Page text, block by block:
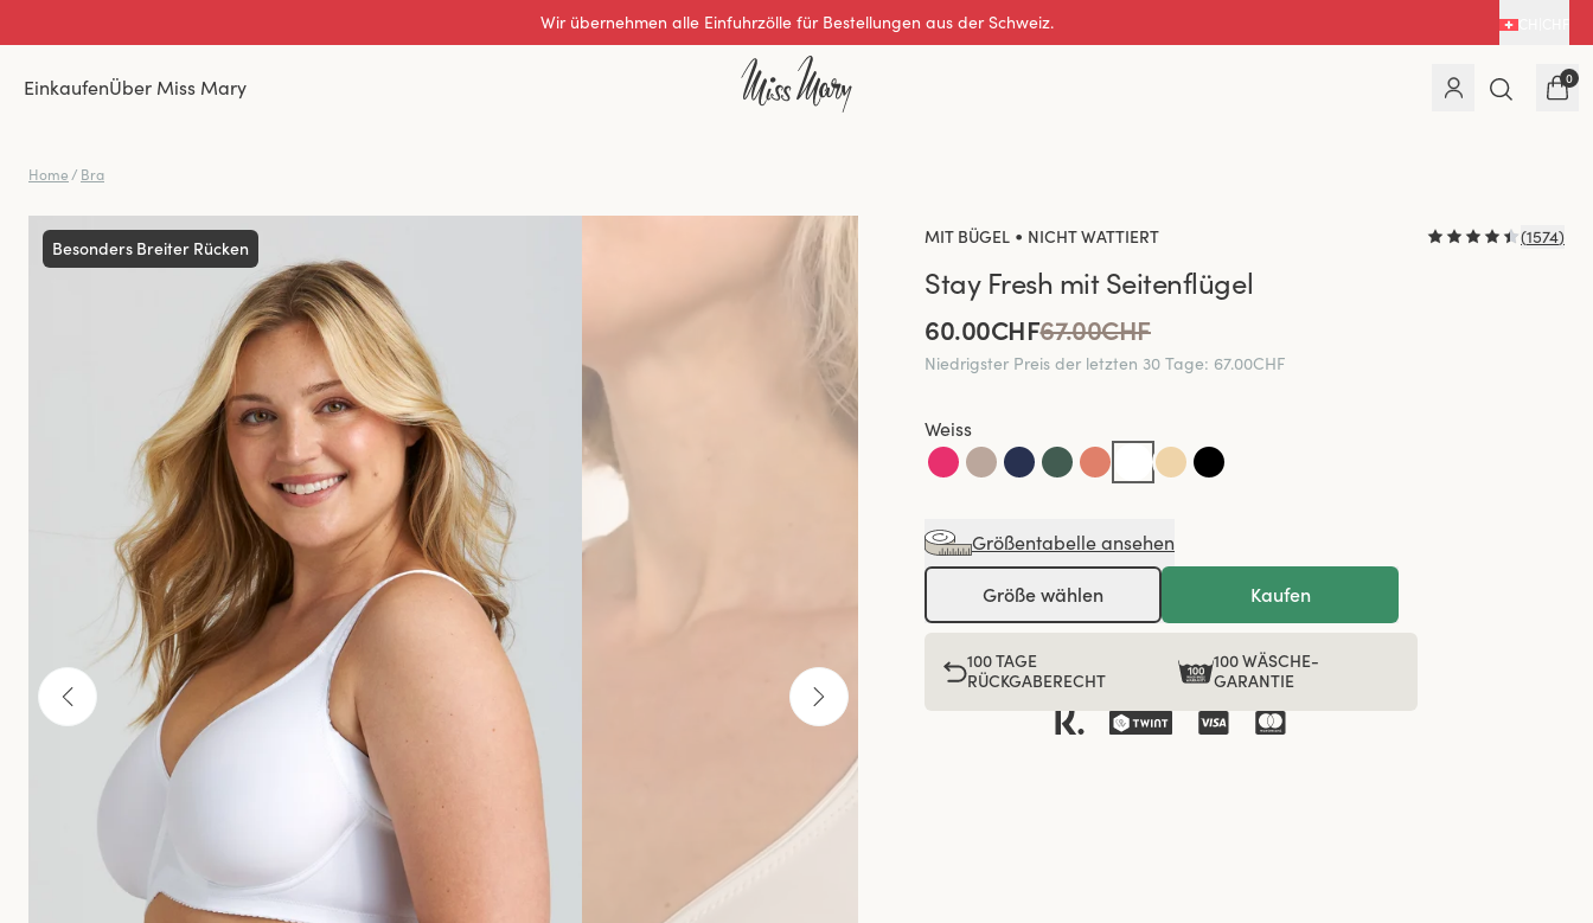
Wir übernehmen alle Einfuhrzölle für Bestellungen aus der Schweiz.
EinkaufenÜber Miss Mary 0
Home / Bra
Besonders Breiter Rücken
MIT BÜGEL • NICHT WATTIERT (1574)
Stay Fresh mit Seitenflügel
60.00CHF67.00CHF
Niedrigster Preis der letzten 30 Tage: 67.00CHF
Weiss
Größentabelle ansehen
Größe wählen Kaufen
100 TAGE
RÜCKGABERECHT
100 WÄSCHE-
GARANTIE